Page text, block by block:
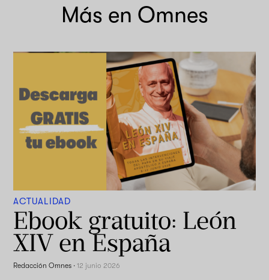
Más en Omnes
ACTUALIDAD
Ebook gratuito: León
XIV en España
Redacción Omnes ·12 junio 2026